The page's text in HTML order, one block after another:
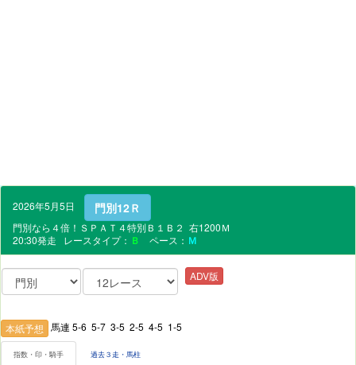
2026年5月5日 門別12Ｒ
門別なら４倍！ＳＰＡＴ４特別Ｂ１Ｂ２ 右1200Ｍ
20:30発走 レースタイプ： Ｂ ペース： Ｍ
ADV版
本紙予想 馬連 5-6 5-7 3-5 2-5 4-5 1-5
指数・印・騎手 過去３走・馬柱